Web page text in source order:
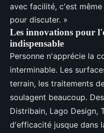
avec facilité, c'est
pour discuter. »
Les innovations pour
indispensable
Personne n'apprécie la
interminable. Les
terrain, les traitements
soulagent beaucoup.
Distribain, Lago Design,
d'efficacité jusque dans